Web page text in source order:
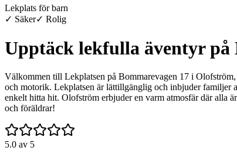
Lekplats för barn
✓ Säker✓ Rolig
Upptäck lekfulla äventyr på
Välkommen till Lekplatsen på Bommarevagen 17 i
och motorik. Lekplatsen är lättillgänglig och inbjuder familjer
enkelt hitta hit. Olofström erbjuder en varm atmosfär där alla
och föräldrar!
5.0 av 5